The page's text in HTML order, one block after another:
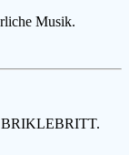
Musik.